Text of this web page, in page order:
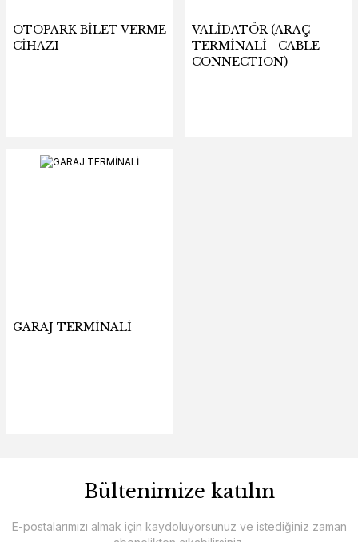
OTOPARK BİLET VERME
CİHAZI
VALİDATÖR (ARAÇ
TERMİNALİ - CABLE
CONNECTION)
GARAJ TERMİNALİ
Bültenimize katılın
E-postalarımızı almak için kaydoluyorsunuz ve istediğiniz zaman